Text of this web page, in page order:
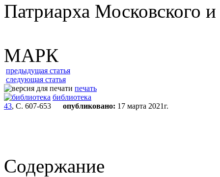
Патриарха Московского
МАРК
предыдущая статья
следующая статья
печать
библиотека
43, С. 607-653 опубликовано: 17 марта 2021г.
Содержание